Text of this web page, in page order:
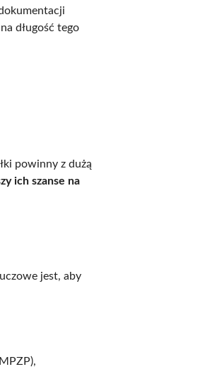
długość tego
powinny z dużą
ich szanse na
jest, aby